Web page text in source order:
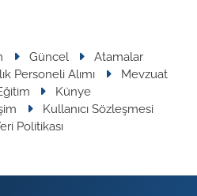
Güncel
Atamalar
Personeli Alımı
Mevzuat
Künye
Kullanıcı Sözleşmesi
Politikası